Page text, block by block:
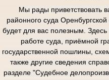
Мы рады приветствовать
районного суда
будет для вас полезным.
работе суда, приёмной
государственной пошлины,
также другие сведения
разделе "Судебное